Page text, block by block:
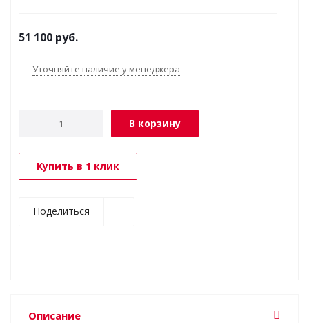
51 100 руб.
Уточняйте наличие у менеджера
В корзину
Купить в 1 клик
Поделиться
Описание